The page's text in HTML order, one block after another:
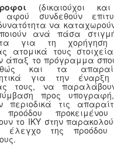
(δικαιούχοι
αφού συνδεθούν
να
ανά πάσα
για τη χορήγηση
ατομικά τους
άπαξ το πρόγραμμα
και τα
για την
τους, να
προς
περιοδικά τις
προόδου
το ΙΚΥ στην
έλεγχο της προόδου